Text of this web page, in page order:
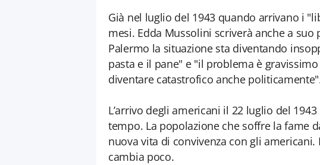
Già nel luglio del 1943 quando arrivano i
mesi. Edda Mussolini scriverà anche a
Palermo la situazione sta diventando
pasta e il pane" e "il problema è
diventare catastrofico anche
L’arrivo degli americani il 22 luglio del
tempo. La popolazione che soffre la fame
nuova vita di convivenza con gli
cambia poco.